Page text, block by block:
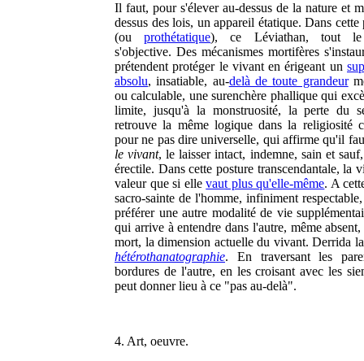
Il faut, pour s'élever au-dessus de la nature et
dessus des lois, un appareil étatique. Dans cette
(ouprothétatique), ce Léviathan, tout
s'objective. Des mécanismes mortifères
prétendent protéger le vivant en érigeant un
absolu, insatiable, au-delà de toute grandeur
ou calculable, une surenchère phallique qui
limite, jusqu'à la monstruosité, la perte du
retrouve la même logique dans la religiosité
pour ne pas dire universelle, qui affirme qu'il
le vivant, le laisser intact, indemne, sain et
érectile. Dans cette posture transcendantale, la
valeur que si ellevaut plus qu'elle-même. A
sacro-sainte de l'homme, infiniment
préférer une autre modalité de vie
qui arrive à entendre dans l'autre, même
mort, la dimension actuelle du vivant. Derrida
hétérothanatographie. En traversant les
bordures de l'autre, en les croisant avec les
peut donner lieu à ce "pas au-delà".
4. Art, oeuvre.